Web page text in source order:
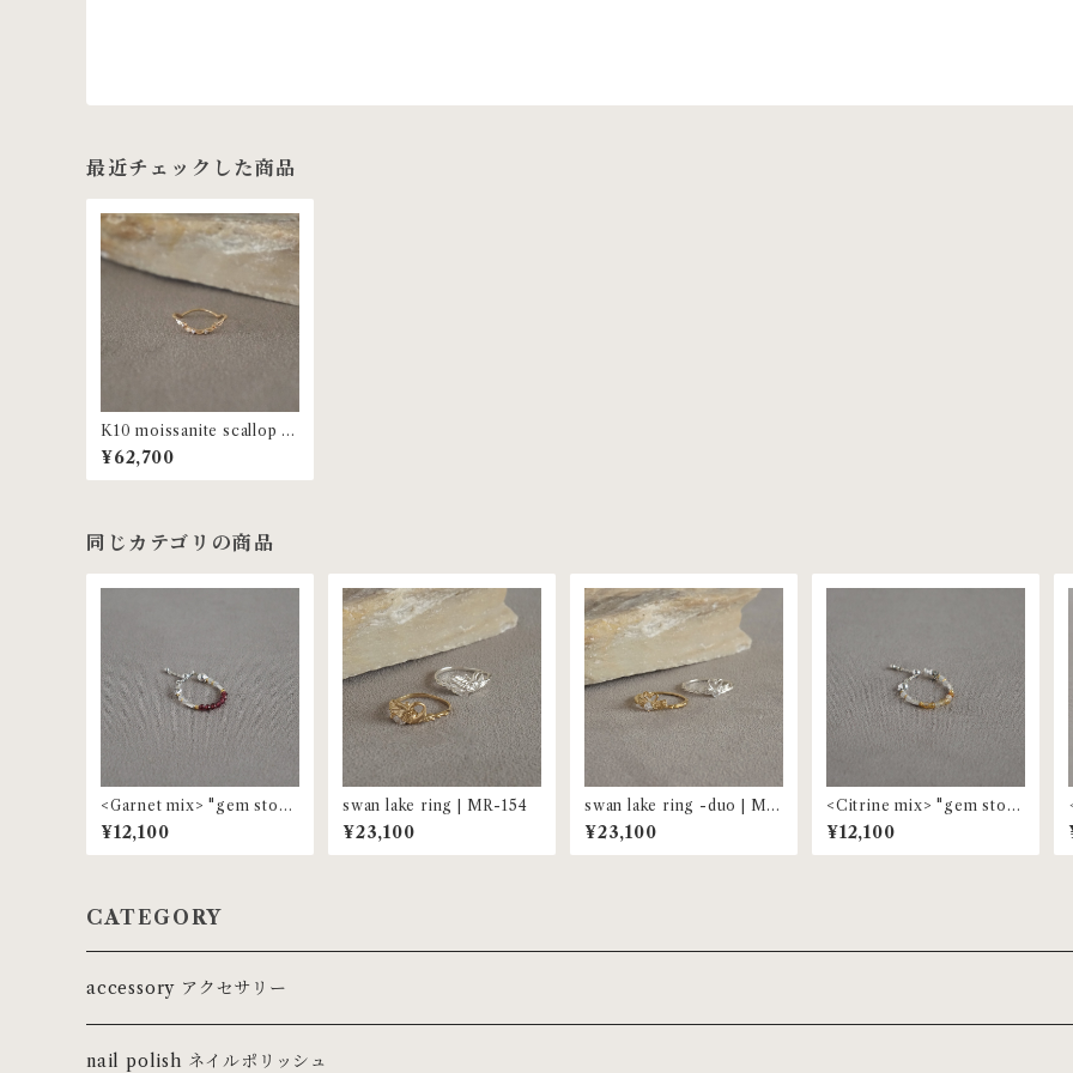
最近チェックした商品
K10 moissanite scallop ri
ng | MR-140
¥62,700
同じカテゴリの商品
<Garnet mix> "gem ston
e" beaded ring | MR-153
¥12,100
swan lake ring | MR-154
¥23,100
swan lake ring -duo | MR
-155
¥23,100
<Citrine mix> "gem ston
e" beaded ring | MR-153
¥12,100
CATEGORY
accessory アクセサリー
ring リング
nail polish ネイルポリッシュ